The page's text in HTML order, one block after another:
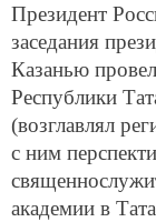
Президент
заседания
Казанью
Республики
(возглавлял
с ним
академии в